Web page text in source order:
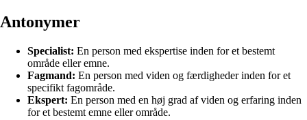
Antonymer
Specialist: En person med ekspertise inden for et bestemt
område eller emne.
Fagmand: En person med viden og færdigheder inden for et
specifikt fagområde.
Ekspert: En person med en høj grad af viden og erfaring inden
for et bestemt emne eller område.